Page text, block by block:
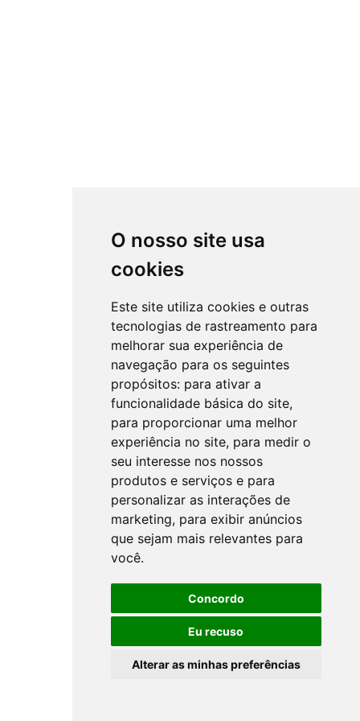
O nosso site usa
cookies
Este site utiliza cookies e outras
tecnologias de rastreamento para
melhorar sua experiência de
navegação para os seguintes
propósitos: para ativar a
funcionalidade básica do site,
para proporcionar uma melhor
experiência no site, para medir o
seu interesse nos nossos
produtos e serviços e para
personalizar as interações de
marketing, para exibir anúncios
que sejam mais relevantes para
você.
Concordo
Eu recuso
Alterar as minhas preferências